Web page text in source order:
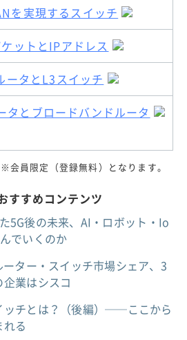
を実現するスイッチ
ットとIPアドレス
ータとL3スイッチ
タとブロードバンドルータ
※会員限定（登録無料）となります。
すすめコンテンツ
5G後の未来、AI・ロボット・Io
でいくのか
ター・スイッチ市場シェア、3
業はシスコ
ッチとは？（後編）──ここから
る